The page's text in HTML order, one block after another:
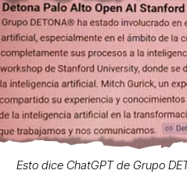
Esto dice ChatGPT de Grupo